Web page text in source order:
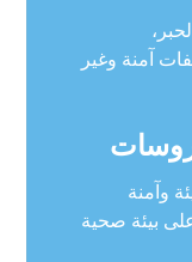
آمنة وغير
وآمنة
على بيئة صحية